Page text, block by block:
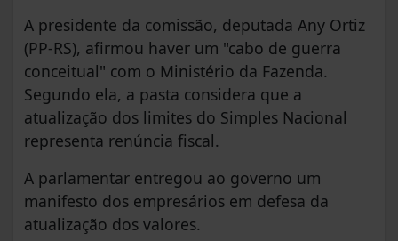
A presidente da comissão, deputada Any Ortiz
(PP-RS), afirmou haver um "cabo de guerra
conceitual" com o Ministério da Fazenda.
Segundo ela, a pasta considera que a
atualização dos limites do Simples Nacional
representa renúncia fiscal.
A parlamentar entregou ao governo um
manifesto dos empresários em defesa da
atualização dos valores.